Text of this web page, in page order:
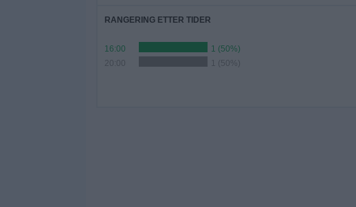
RANGERING ETTER TIDER
16:00
1 (50%)
20:00
1 (50%)